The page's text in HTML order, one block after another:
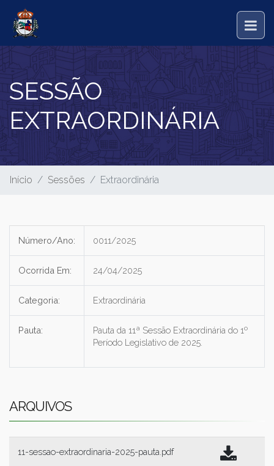
SESSÃO
EXTRAORDINÁRIA
Início Sessões Extraordinária
Número/Ano: 0011/2025
Ocorrida Em: 24/04/2025
Categoria: Extraordinária
Pauta:
Pauta da 11ª Sessão Extraordinária do 1º
Período Legislativo de 2025.
ARQUIVOS
11-sessao-extraordinaria-2025-pauta.pdf